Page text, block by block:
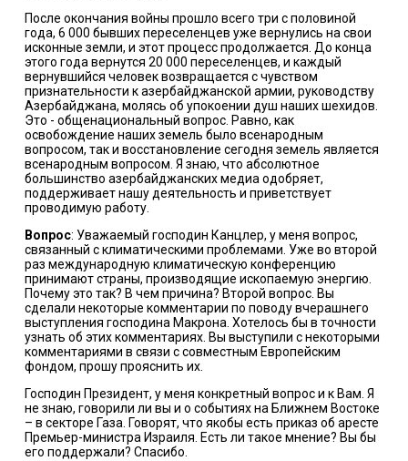
После окончания войны прошло всего три с половиной
года, 6 000 бывших переселенцев уже вернулись на свои
исконные земли, и этот процесс продолжается. До конца
этого года вернутся 20 000 переселенцев, и каждый
вернувшийся человек возвращается с чувством
признательности к азербайджанской армии, руководству
Азербайджана, молясь об упокоении душ наших шехидов.
Это - общенациональный вопрос. Равно, как
освобождение наших земель было всенародным
вопросом, так и восстановление сегодня земель является
всенародным вопросом. Я знаю, что абсолютное
большинство азербайджанских медиа одобряет,
поддерживает нашу деятельность и приветствует
проводимую работу.
Вопрос: Уважаемый господин Канцлер, у меня вопрос,
связанный с климатическими проблемами. Уже во второй
раз международную климатическую конференцию
принимают страны, производящие ископаемую энергию.
Почему это так? В чем причина? Второй вопрос. Вы
сделали некоторые комментарии по поводу вчерашнего
выступления господина Макрона. Хотелось бы в точности
узнать об этих комментариях. Вы выступили с некоторыми
комментариями в связи с совместным Европейским
фондом, прошу прояснить их.
Господин Президент, у меня конкретный вопрос и к Вам. Я
не знаю, говорили ли вы и о событиях на Ближнем Востоке
– в секторе Газа. Говорят, что якобы есть приказ об аресте
Премьер-министра Израиля. Есть ли такое мнение? Вы бы
его поддержали? Спасибо.